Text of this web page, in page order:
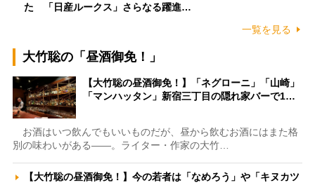
た 「日産ルークス」さらなる躍進…
一覧を見る
大竹聡の「昼酒御免！」
【大竹聡の昼酒御免！】「ネグローニ」「山崎」
「マンハッタン」新宿三丁目の隠れ家バーで1…
お酒はいつ飲んでもいいものだが、昼から飲むお酒にはまた格
別の味わいがある――。ライター・作家の大竹…
【大竹聡の昼酒御免！】今の若者は「なめろう」や「キヌカツ